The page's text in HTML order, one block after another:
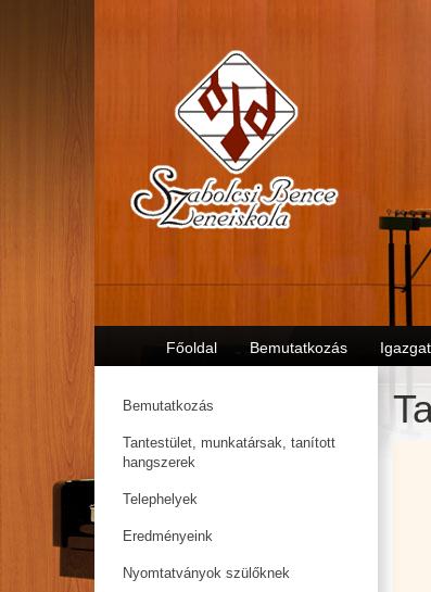
Bemutatkozás
Tantestület, munkatársak, tanított
hangszerek
Telephelyek
Eredményeink
Nyomtatványok szülőknek
Főoldal Bemutatkozás